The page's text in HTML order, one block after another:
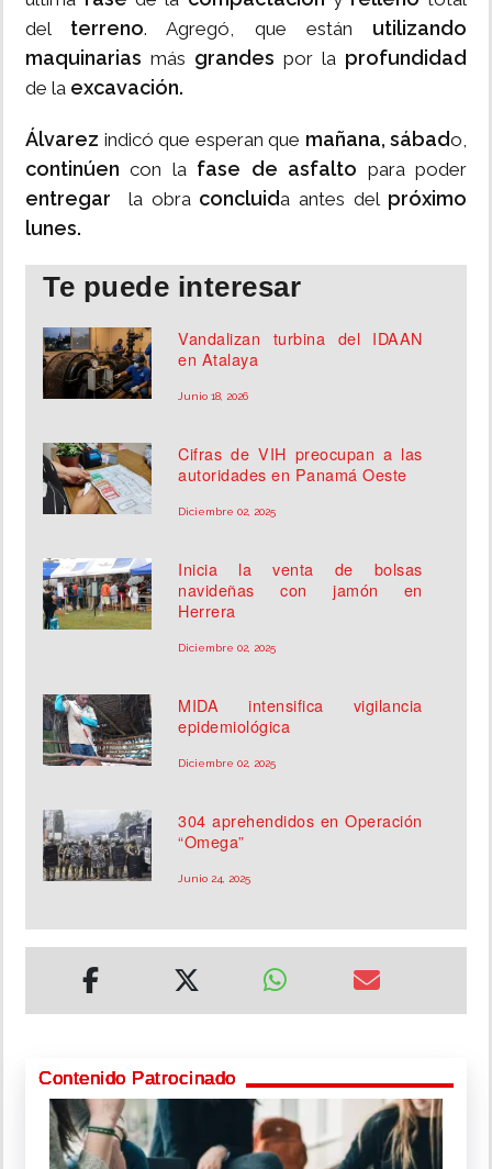
del terreno. Agregó, que están utilizando
maquinarias más grandes por la profundidad
de la excavación.
Álvarez indicó que esperan que mañana, sábado,
continúen con la fase de asfalto para poder
entregar la obraconcluida antes del próximo
lunes.
Te puede interesar
Vandalizan turbina del IDAAN
en Atalaya
Junio 18, 2026
Cifras de VIH preocupan a las
autoridades en Panamá Oeste
Diciembre 02, 2025
Inicia la venta de bolsas
navideñas con jamón en
Herrera
Diciembre 02, 2025
MIDA intensifica vigilancia
epidemiológica
Diciembre 02, 2025
304 aprehendidos en Operación
“Omega”
Junio 24, 2025
Contenido Patrocinado